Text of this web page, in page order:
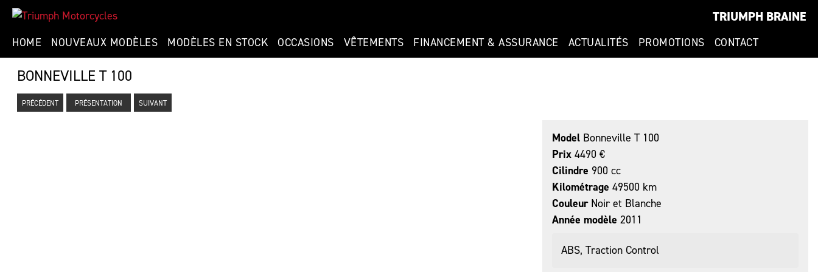
TRIUMPH BRAINE
HOME NOUVEAUX MODÈLES MODÈLES EN STOCK OCCASIONS VÊTEMENTS FINANCEMENT & ASSURANCE ACTUALITÉS PROMOTIONS CONTACT
BONNEVILLE T 100
PRÉCÉDENT PRÉSENTATION SUIVANT
ModelBonneville T 100
Prix4490 €
Cilindre 900 cc
Kilométrage 49500 km
CouleurNoir et Blanche
Année modèle 2011
ABS, Traction Control